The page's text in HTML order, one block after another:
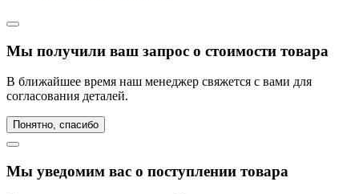
Мы получили ваш запрос о стоимости товара
В ближайшее время наш менеджер свяжется с вами для
согласования деталей.
Понятно, спасибо
Мы уведомим вас о поступлении товара